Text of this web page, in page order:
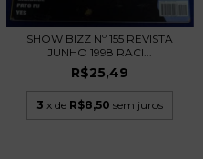
SHOW BIZZ Nº 155 REVISTA
JUNHO 1998 RACI...
R$25,49
3 x de R$8,50 sem juros